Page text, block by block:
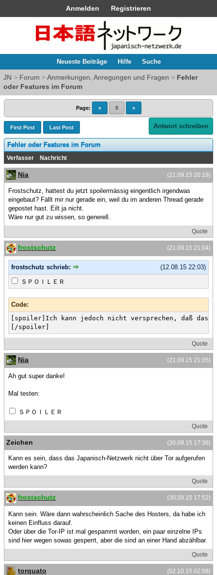
Anmelden Registrieren
Neueste Beiträge Hilfe Suche
JN > Forum >Anmerkungen, Anregungen und Fragen > Fehler
oder Features im Forum
Page: « 8 »
First Post Last Post Antwort schreiben
Fehler oder Features im Forum
Verfasser Nachricht
(21.09.15 20:19)
Nia
Frostschutz, hattest du jetzt spoilermässig eingentlich irgendwas
eingebaut? Fällt mir nur gerade ein, weil du im anderen Thread gerade
gepostet hast. Eilt ja nicht.
Wäre nur gut zu wissen, so generell.
Quote
(21.09.15 21:04)
frostschutz
(12.08.15 22:03)
frostschutz schrieb:
ＳＰＯＩＬＥＲ
Code:
[spoiler]Ich kann jedoch nicht versprechen, daß
[/spoiler]
Quote
(21.09.15 21:05)
Nia
Ah gut super danke!
Mal testen:
ＳＰＯＩＬＥＲ
Quote
(30.09.15 17:36)
Zeichen
Kann es sein, dass das Japanisch-Netzwerk nicht über Tor aufgerufen
werden kann?
Quote
(30.09.15 17:52)
frostschutz
Kann sein. Wäre dann wahrscheinlich Sache des Hosters, da habe ich
keinen Einfluss darauf.
Oder über die Tor-IP ist mal gespammt worden, ein paar einzelne IPs
sind hier wegen sowas gesperrt, aber die sind an einer Hand abzählbar.
Quote
(02.10.15 02:08)
torquato